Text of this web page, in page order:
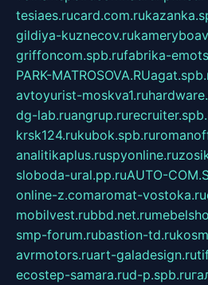
tesiaes.rucard.com.ru
gildiya-kuznecov.ru
griffoncom.spb.rufabrika-
PARK-MATROSOVA.RU
avtoyurist-moskva1.ru
dg-lab.ruangrup.ru
krsk124.rukubok.spb.ru
analitikaplus.ruspyonline.ru
sloboda-ural.pp.ruAUTO-
online-z.comaromat-vostoka.ru
mobilvest.rubbd.net.ru
smp-forum.rubastion-td.ru
avrmotors.ruart-galadesign.ru
ecostep-samara.rud-p.spb.ru